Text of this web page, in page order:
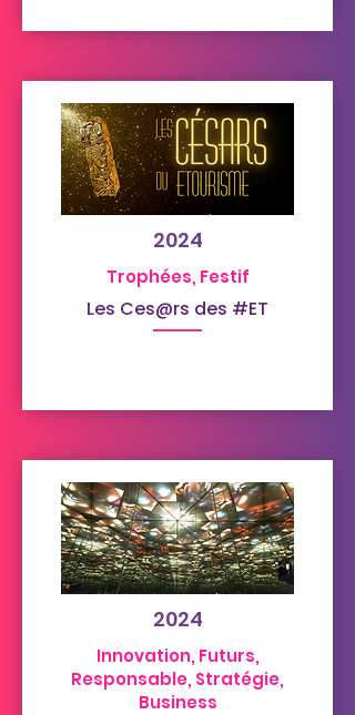
2024
Trophées, Festif
Les Ces@rs des #ET
2024
Innovation, Futurs,
Responsable, Stratégie,
Business